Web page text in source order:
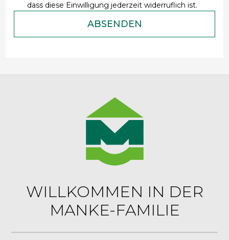
dass diese Einwilligung jederzeit widerruflich ist.
WILLKOMMEN IN DER
MANKE-FAMILIE